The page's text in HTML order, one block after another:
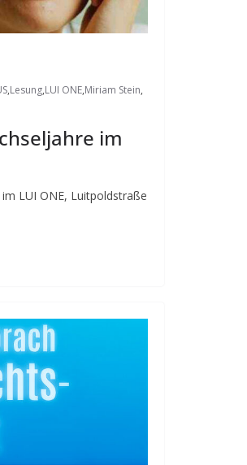
,Lesung,LUI ONE,Miriam Stein,
im
LUI ONE, Luitpoldstraße